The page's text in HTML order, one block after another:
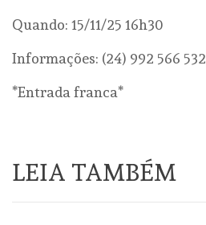
Quando: 15/11/25 16h30
Informações: (24) 992 566 532
*Entrada franca*
LEIA TAMBÉM